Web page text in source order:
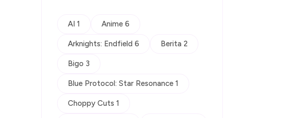
AI 1 Anime 6
Arknights: Endfield 6 Berita 2
Bigo 3
Blue Protocol: Star Resonance 1
Choppy Cuts 1